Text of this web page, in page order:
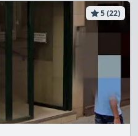
5 (22)